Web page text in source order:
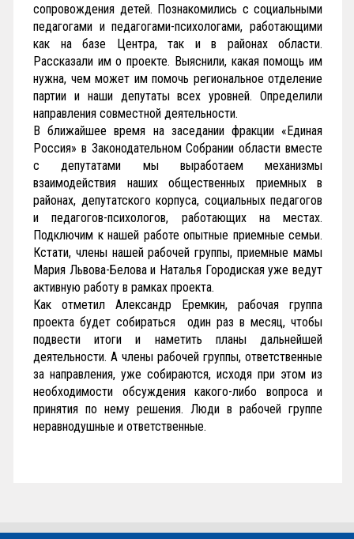
сопровождения детей. Познакомились с социальными
педагогами и педагогами-психологами, работающими
как на базе Центра, так и в районах области.
Рассказали им о проекте. Выяснили, какая помощь им
нужна, чем может им помочь региональное отделение
партии и наши депутаты всех уровней. Определили
направления совместной деятельности.
В ближайшее время на заседании фракции «Единая
Россия» в Законодательном Собрании области вместе
с депутатами мы выработаем механизмы
взаимодействия наших общественных приемных в
районах, депутатского корпуса, социальных педагогов
и педагогов-психологов, работающих на местах.
Подключим к нашей работе опытные приемные семьи.
Кстати, члены нашей рабочей группы, приемные мамы
Мария Львова-Белова и Наталья Городиская уже ведут
активную работу в рамках проекта.
Как отметил Александр Еремкин, рабочая группа
проекта будет собираться один раз в месяц, чтобы
подвести итоги и наметить планы дальнейшей
деятельности. А члены рабочей группы, ответственные
за направления, уже собираются, исходя при этом из
необходимости обсуждения какого-либо вопроса и
принятия по нему решения. Люди в рабочей группе
неравнодушные и ответственные.